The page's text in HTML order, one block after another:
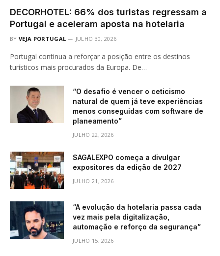
DECORHOTEL: 66% dos turistas regressam a
Portugal e aceleram aposta na hotelaria
BY VEJA PORTUGAL JULHO 30, 2026
Portugal continua a reforçar a posição entre os destinos
turísticos mais procurados da Europa. De…
“O desafio é vencer o ceticismo
natural de quem já teve experiências
menos conseguidas com software de
planeamento”
JULHO 22, 2026
SAGALEXPO começa a divulgar
expositores da edição de 2027
JULHO 21, 2026
“A evolução da hotelaria passa cada
vez mais pela digitalização,
automação e reforço da segurança”
JULHO 15, 2026